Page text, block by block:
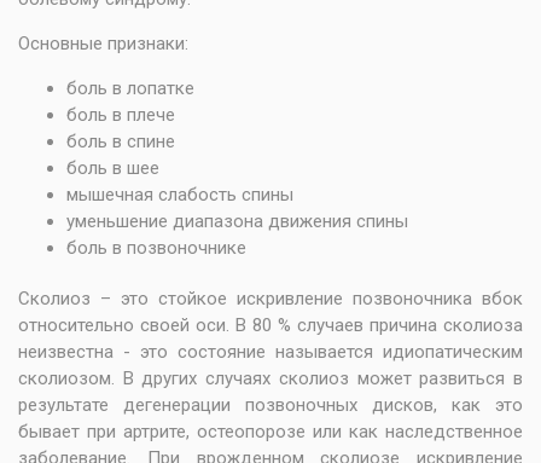
Основные признаки:
боль в лопатке
боль в плече
боль в спине
боль в шее
мышечная слабость спины
уменьшение диапазона движения спины
боль в позвоночнике
Сколиоз – это стойкое искривление позвоночника вбок
относительно своей оси. В 80 % случаев причина сколиоза
неизвестна - это состояние называется идиопатическим
сколиозом. В других случаях сколиоз может развиться в
результате дегенерации позвоночных дисков, как это
бывает при артрите, остеопорозе или как наследственное
заболевание. При врожденном сколиозе искривление